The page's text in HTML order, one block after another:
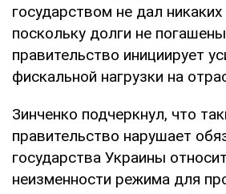
государством не дал никаких
поскольку долги не
правительство инициирует
фискальной нагрузки на
Зинченко подчеркнул, что
правительство нарушает
государства Украины
неизменности режима для